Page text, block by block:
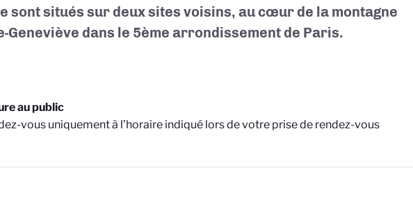
sont situés sur deux sites voisins, au cœur de la montagne
Geneviève dans le 5ème arrondissement de Paris.
au public
vous uniquement à l’horaire indiqué lors de votre prise de rendez-vous